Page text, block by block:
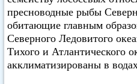
пресноводные рыбы
обитающие главным
Северного Ледовитого
Тихого и Атлантического
акклиматизированы в